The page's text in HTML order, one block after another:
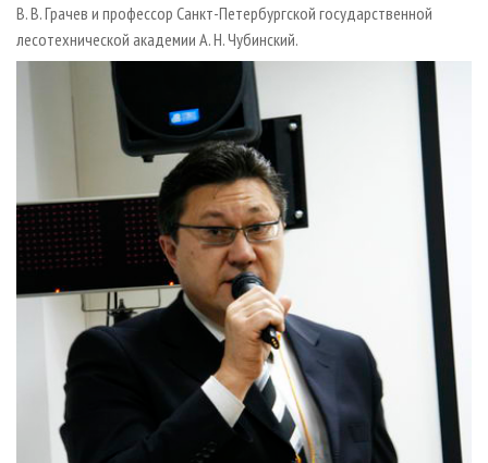
В. В. Грачев и профессор Санкт-Петербургской государственной
лесотехнической академии А. Н. Чубинский.